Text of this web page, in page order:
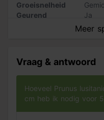
Groeisnelheid
Geurend
Ja
Nee
Meer
Vraag & antwoord
Hoeveel Prunus
cm heb ik nodig voor